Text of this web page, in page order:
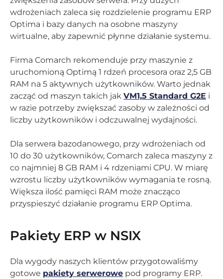
wdrożeniach zaleca się rozdzielenie programu ERP
Optima i bazy danych na osobne maszyny
wirtualne, aby zapewnić płynne działanie systemu.
Firma Comarch rekomenduje przy maszynie z
uruchomioną Optimą 1 rdzeń procesora oraz 2,5 GB
RAM na 5 aktywnych użytkowników. Warto jednak
zacząć od maszyn takich jak VM1,5 Standard G2E i
w razie potrzeby zwiększać zasoby w zależności od
liczby użytkowników i odczuwalnej wydajności.
Dla serwera bazodanowego, przy wdrożeniach od
10 do 30 użytkowników, Comarch zaleca maszyny z
co najmniej 8 GB RAM i 4 rdzeniami CPU. W miarę
wzrostu liczby użytkowników wymagania te rosną.
Większa ilość pamięci RAM może znacząco
przyspieszyć działanie programu ERP Optima.
Pakiety ERP w NSIX
Dla wygody naszych klientów przygotowaliśmy
gotowe pakiety serwerowe pod programy ERP.